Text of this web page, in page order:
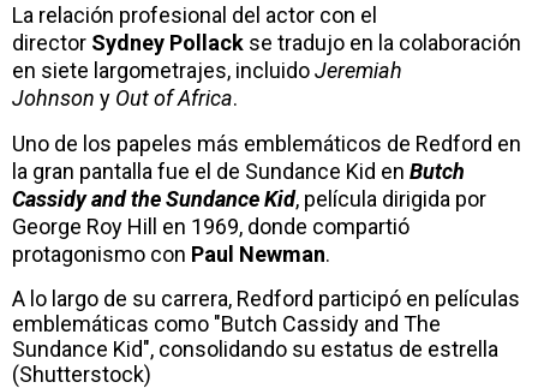
La relación profesional del actor con el
director Sydney Pollack se tradujo en la colaboración
en siete largometrajes, incluidoJeremiah
Johnson y Out of Africa.
Uno de los papeles más emblemáticos de Redford en
la gran pantalla fue el de Sundance Kid en Butch
Cassidy and the Sundance Kid, película dirigida por
George Roy Hill en 1969, donde compartió
protagonismo con Paul Newman.
A lo largo de su carrera, Redford participó en películas
emblemáticas como "Butch Cassidy and The
Sundance Kid", consolidando su estatus de estrella
(Shutterstock)